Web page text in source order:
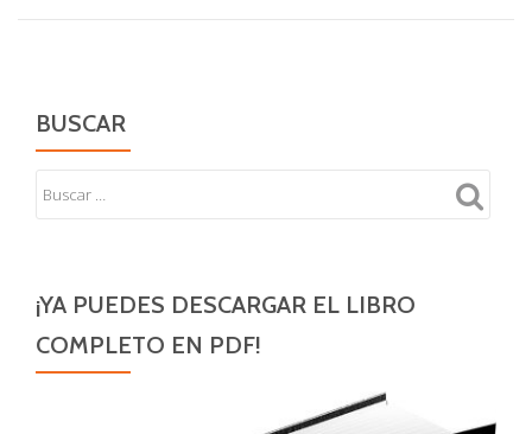
BUSCAR
¡YA PUEDES DESCARGAR EL LIBRO
COMPLETO EN PDF!